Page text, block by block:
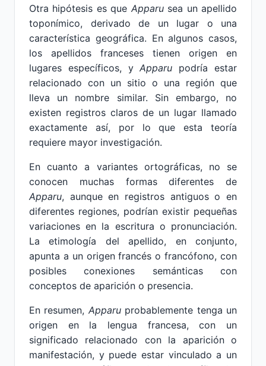
Otra hipótesis es que Apparusea un apellido
toponímico, derivado de un lugar o una
característica geográfica. En algunos casos,
los apellidos franceses tienen origen en
lugares específicos, yApparu podría estar
relacionado con un sitio o una región que
lleva un nombre similar. Sin embargo, no
existen registros claros de un lugar llamado
exactamente así, por lo que esta teoría
requiere mayor investigación.
En cuanto a variantes ortográficas, no se
conocen muchas formas diferentes de
Apparu, aunque en registros antiguos o en
diferentes regiones, podrían existir pequeñas
variaciones en la escritura o pronunciación.
La etimología del apellido, en conjunto,
apunta a un origen francés o francófono, con
posibles conexiones semánticas con
conceptos de aparición o presencia.
En resumen, Apparuprobablemente tenga un
origen en la lengua francesa, con un
significado relacionado con la aparición o
manifestación, y puede estar vinculado a un